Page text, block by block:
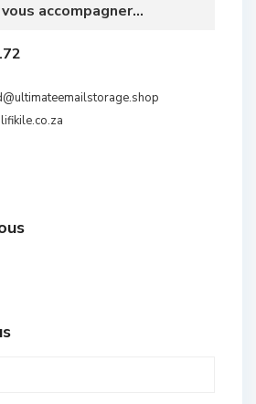
accompagner...